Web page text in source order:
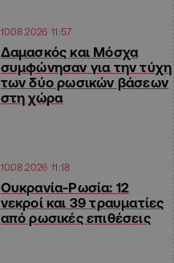
10.08.2026 11:57
Δαμασκός και Μόσχα
συμφώνησαν για την τύχη
των δύο ρωσικών βάσεων
στη χώρα
10.08.2026 11:18
Ουκρανία-Ρωσία: 12
νεκροί και 39 τραυματίες
από ρωσικές επιθέσεις